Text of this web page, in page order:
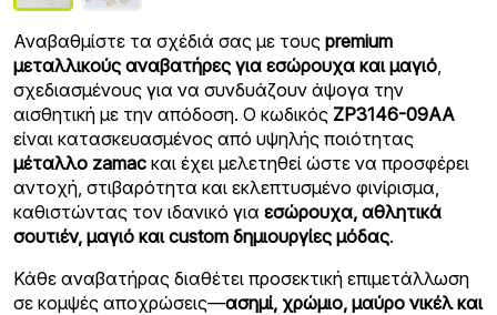
Αναβαθμίστε τα σχέδιά σας με τους premium
μεταλλικούς αναβατήρες για εσώρουχα και μαγιό,
σχεδιασμένους για να συνδυάζουν άψογα την
αισθητική με την απόδοση. Ο κωδικός ZP3146-09AA
είναι κατασκευασμένος από υψηλής ποιότητας
μέταλλο zamac και έχει μελετηθεί ώστε να προσφέρει
αντοχή, στιβαρότητα και εκλεπτυσμένο φινίρισμα,
καθιστώντας τον ιδανικό για εσώρουχα, αθλητικά
σουτιέν, μαγιό και custom δημιουργίες μόδας.
Κάθε αναβατήρας διαθέτει προσεκτική επιμετάλλωση
σε κομψές αποχρώσεις—ασημί, χρώμιο, μαύρο νικέλ και